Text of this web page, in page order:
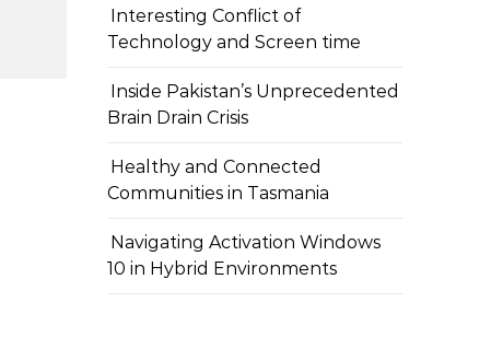
Interesting Conflict of
Technology and Screen time
Inside Pakistan’s Unprecedented
Brain Drain Crisis
Healthy and Connected
Communities in Tasmania
Navigating Activation Windows
10 in Hybrid Environments